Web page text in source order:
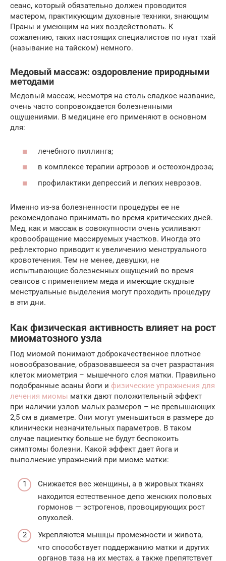
сеанс, который обязательно должен проводится
мастером, практикующим духовные техники, знающим
Праны и умеющим на них воздействовать. К
сожалению, таких настоящих специалистов по нуат тхай
(называние на тайском) немного.
Медовый массаж: оздоровление природными
методами
Медовый массаж, несмотря на столь сладкое название,
очень часто сопровождается болезненными
ощущениями. В медицине его применяют в основном
для:
лечебного пиллинга;
в комплексе терапии артрозов и остеохондроза;
профилактики депрессий и легких неврозов.
Именно из-за болезненности процедуры ее не
рекомендовано принимать во время критических дней.
Мед, как и массаж в совокупности очень усиливают
кровообращение массируемых участков. Иногда это
рефлекторно приводит к увеличению менструального
кровотечения. Тем не менее, девушки, не
испытывающие болезненных ощущений во время
сеансов с применением меда и имеющие скудные
менструальные выделения могут проходить процедуру
в эти дни.
Как физическая активность влияет на рост
миоматозного узла
Под миомой понимают доброкачественное плотное
новообразование, образовавшееся за счет разрастания
клеток миометрия – мышечного слоя матки. Правильно
подобранные асаны йоги и физические упражнения для
лечения миомы матки дают положительный эффект
при наличии узлов малых размеров – не превышающих
2,5 см в диаметре. Они могут уменьшиться в размере до
клинически незначительных параметров. В таком
случае пациентку больше не будут беспокоить
симптомы болезни. Какой эффект дает йога и
выполнение упражнений при миоме матки:
Снижается вес женщины, а в жировых тканях
находится естественное депо женских половых
гормонов — эстрогенов, провоцирующих рост
опухолей.
Укрепляются мышцы промежности и живота,
что способствует поддержанию матки и других
органов таза на их местах, а также препятствует